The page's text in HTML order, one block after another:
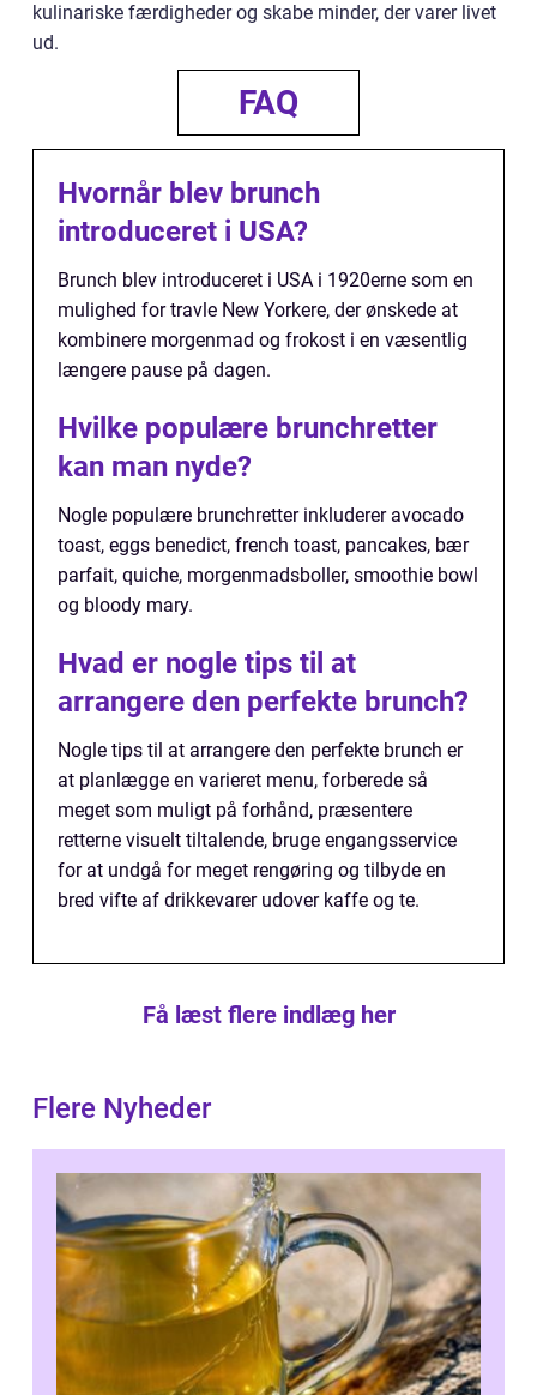
kulinariske færdigheder og skabe minder, der varer livet
ud.
FAQ
Hvornår blev brunch
introduceret i USA?
Brunch blev introduceret i USA i 1920erne som en
mulighed for travle New Yorkere, der ønskede at
kombinere morgenmad og frokost i en væsentlig
længere pause på dagen.
Hvilke populære brunchretter
kan man nyde?
Nogle populære brunchretter inkluderer avocado
toast, eggs benedict, french toast, pancakes, bær
parfait, quiche, morgenmadsboller, smoothie bowl
og bloody mary.
Hvad er nogle tips til at
arrangere den perfekte brunch?
Nogle tips til at arrangere den perfekte brunch er
at planlægge en varieret menu, forberede så
meget som muligt på forhånd, præsentere
retterne visuelt tiltalende, bruge engangsservice
for at undgå for meget rengøring og tilbyde en
bred vifte af drikkevarer udover kaffe og te.
Få læst flere indlæg her
Flere Nyheder